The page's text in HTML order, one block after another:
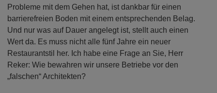
Probleme mit dem Gehen hat, ist dankbar für einen
barrierefreien Boden mit einem entsprechenden Belag.
Und nur was auf Dauer angelegt ist, stellt auch einen
Wert da. Es muss nicht alle fünf Jahre ein neuer
Restaurantstil her. Ich habe eine Frage an Sie, Herr
Reker: Wie bewahren wir unsere Betriebe vor den
„falschen“ Architekten?